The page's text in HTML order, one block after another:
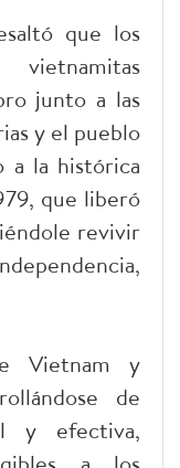
que los
vietnamitas
junto a las
y el pueblo
a la histórica
que liberó
revivir
Vietnam y
de
y efectiva,